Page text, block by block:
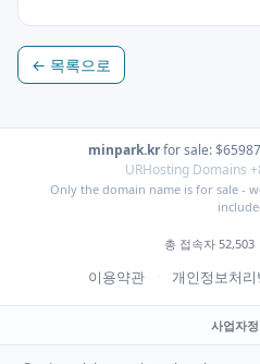
← 목록으로
minpark.kr·for sale: $65987
URHosting Domains
Only the domain name is for sale -
총 접속자 52,503
이용약관 · 개인정보처리
사업자